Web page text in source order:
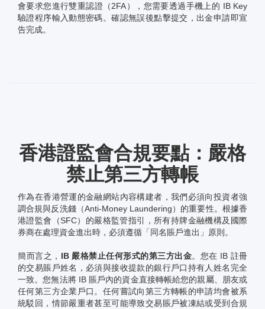
會要求您進行雙重認證（2FA），您需要透過手機上的 IB Key
驗證程序輸入動態密碼。確認無誤後點擊提交，出金申請即宣
告完成。
香港證監會合規要點：嚴格
禁止第三方轉帳
作為在香港營運的金融網站內容構建者，我們必須向投資者強
調合規與反洗錢（Anti-Money Laundering）的重要性。根據香
港證監會（SFC）的嚴格監管指引，所有持牌金融機構及國際
券商在處理資金進出時，必須遵循「同名賬戶進出」原則。
簡而言之， IB 嚴格禁止任何形式的第三方出金。您在 IB 註冊
的交易賬戶姓名，必須與接收提款的銀行戶口持有人姓名完全
一致。您無法將 IB 賬戶內的資金直接轉帳給您的親屬、朋友或
任何第三方企業戶口。任何嘗試向第三方轉帳的申請均會被系
統駁回，情節嚴重者甚至可能導致交易賬戶被凍結或受到合規